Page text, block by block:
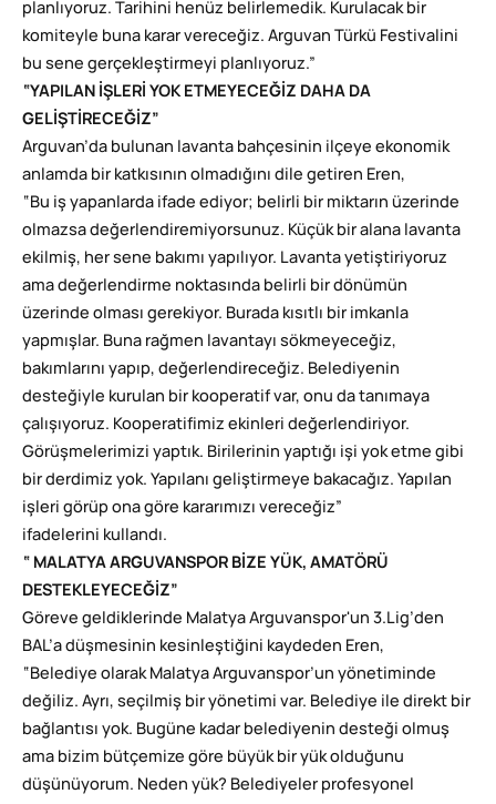
planlıyoruz. Tarihini henüz belirlemedik. Kurulacak bir
komiteyle buna karar vereceğiz. Arguvan Türkü Festivalini
bu sene gerçekleştirmeyi planlıyoruz.”
“YAPILAN İŞLERİ YOK ETMEYECEĞİZ DAHA DA
GELİŞTİRECEĞİZ”
Arguvan’da bulunan lavanta bahçesinin ilçeye ekonomik
anlamda bir katkısının olmadığını dile getiren Eren,
“Bu iş yapanlarda ifade ediyor; belirli bir miktarın üzerinde
olmazsa değerlendiremiyorsunuz. Küçük bir alana lavanta
ekilmiş, her sene bakımı yapılıyor. Lavanta yetiştiriyoruz
ama değerlendirme noktasında belirli bir dönümün
üzerinde olması gerekiyor. Burada kısıtlı bir imkanla
yapmışlar. Buna rağmen lavantayı sökmeyeceğiz,
bakımlarını yapıp, değerlendireceğiz. Belediyenin
desteğiyle kurulan bir kooperatif var, onu da tanımaya
çalışıyoruz. Kooperatifimiz ekinleri değerlendiriyor.
Görüşmelerimizi yaptık. Birilerinin yaptığı işi yok etme gibi
bir derdimiz yok. Yapılanı geliştirmeye bakacağız. Yapılan
işleri görüp ona göre kararımızı vereceğiz”
ifadelerini kullandı.
“ MALATYA ARGUVANSPOR BİZE YÜK, AMATÖRÜ
DESTEKLEYECEĞİZ”
Göreve geldiklerinde Malatya Arguvanspor'un 3.Lig’den
BAL’a düşmesinin kesinleştiğini kaydeden Eren,
“Belediye olarak Malatya Arguvanspor’un yönetiminde
değiliz. Ayrı, seçilmiş bir yönetimi var. Belediye ile direkt bir
bağlantısı yok. Bugüne kadar belediyenin desteği olmuş
ama bizim bütçemize göre büyük bir yük olduğunu
düşünüyorum. Neden yük? Belediyeler profesyonel